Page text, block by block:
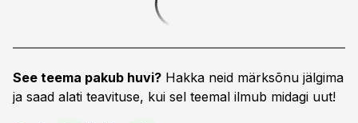
See teema pakub huvi? Hakka neid märksõnu jälgima
ja saad alati teavituse, kui sel teemal ilmub midagi uut!